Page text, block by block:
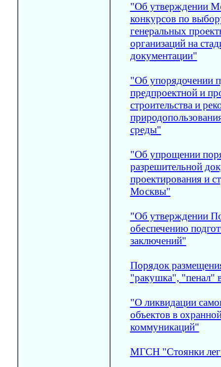
"Об утверждении
конкурсов по
генеральных
организаций на
документации"
"Об упорядочении
предпроектной и
строительства и
среды"
"Об упрощении
разрешительной
проектирования и
Москвы"
"Об утверждении
обеспечению
заключений"
Порядок
"ракушка", "пенал"
"О ликвидации
объектов в
коммуникаций"
МГСН "Стоянки